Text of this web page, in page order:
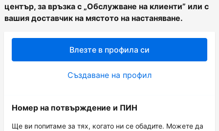
център, за връзка с „Обслужване на клиенти” или с
вашия доставчик на мястото на настаняване.
Влезте в профила си
Създаване на профил
Номер на потвърждение и ПИН
Ще ви попитаме за тях, когато ни се обадите. Можете да